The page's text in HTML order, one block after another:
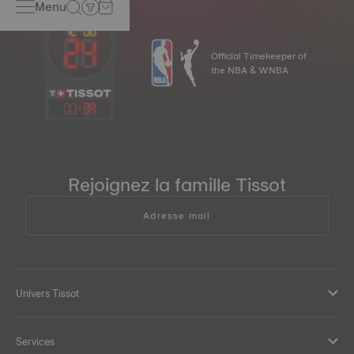
Menu
11: 39
Official Timekeeper of
the NBA & WNBA
Rejoignez la famille Tissot
Adresse mail
Univers Tissot
Services